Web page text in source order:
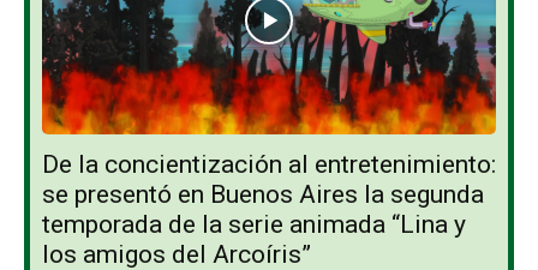
De la concientización al entretenimiento:
se presentó en Buenos Aires la segunda
temporada de la serie animada “Lina y
los amigos del Arcoíris”